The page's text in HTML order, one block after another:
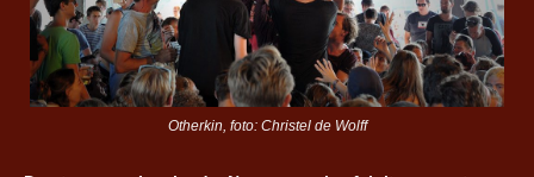
Otherkin, foto: Christel de Wolff